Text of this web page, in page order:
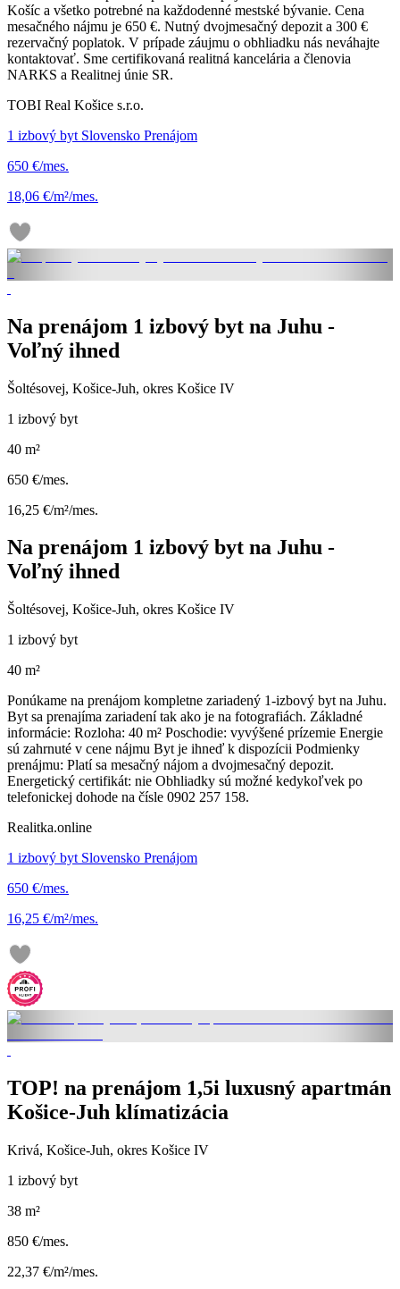
Košíc a všetko potrebné na každodenné mestské bývanie. Cena
mesačného nájmu je 650 €. Nutný dvojmesačný depozit a 300 €
rezervačný poplatok. V prípade záujmu o obhliadku nás neváhajte
kontaktovať. Sme certifikovaná realitná kancelária a členovia
NARKS a Realitnej únie SR.
TOBI Real Košice s.r.o.
1 izbový byt Slovensko Prenájom
650 €/mes.
18,06 €/m²/mes.
Na prenájom 1 izbový byt na Juhu -
Voľný ihned
Šoltésovej, Košice-Juh, okres Košice IV
1 izbový byt
40 m²
650 €/mes.
16,25 €/m²/mes.
Na prenájom 1 izbový byt na Juhu -
Voľný ihned
Šoltésovej, Košice-Juh, okres Košice IV
1 izbový byt
40 m²
Ponúkame na prenájom kompletne zariadený 1-izbový byt na Juhu.
Byt sa prenajíma zariadení tak ako je na fotografiách. Základné
informácie: Rozloha: 40 m² Poschodie: vyvýšené prízemie Energie
sú zahrnuté v cene nájmu Byt je ihneď k dispozícii Podmienky
prenájmu: Platí sa mesačný nájom a dvojmesačný depozit.
Energetický certifikát: nie Obhliadky sú možné kedykoľvek po
telefonickej dohode na čísle 0902 257 158.
Realitka.online
1 izbový byt Slovensko Prenájom
650 €/mes.
16,25 €/m²/mes.
TOP! na prenájom 1,5i luxusný apartmán
Košice-Juh klímatizácia
Krivá, Košice-Juh, okres Košice IV
1 izbový byt
38 m²
850 €/mes.
22,37 €/m²/mes.